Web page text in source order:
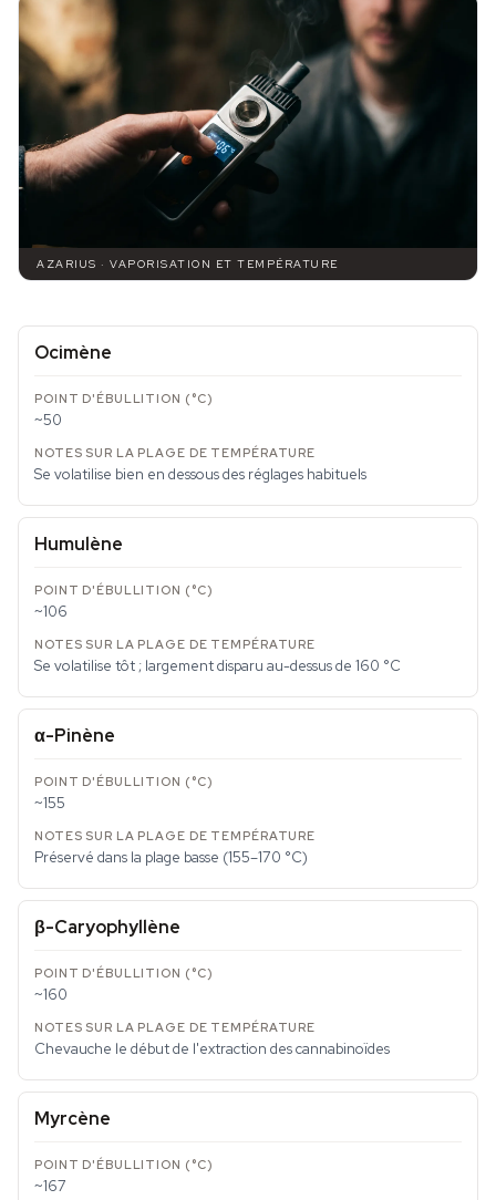
AZARIUS · VAPORISATION ET TEMPÉRATURE
Ocimène
~50
Se volatilise bien en dessous des réglages habituels
Humulène
~106
Se volatilise tôt ; largement disparu au-dessus de 160 °C
α-Pinène
~155
Préservé dans la plage basse (155–170 °C)
β-Caryophyllène
~160
Chevauche le début de l'extraction des cannabinoïdes
Myrcène
~167